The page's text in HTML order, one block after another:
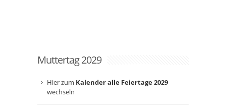
Muttertag 2029
Hier zum Kalender alle Feiertage 2029
wechseln